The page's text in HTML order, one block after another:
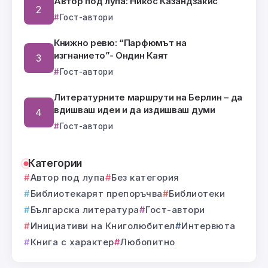
Гост-автори
Книжно ревю: “Парфюмът на
изгнанието”- Ондин Каят
Гост-автори
Литературните маршрути на Берлин – да
вдишваш идеи и да издишваш думи
Гост-автори
Категории
Автор под лупа
Без категория
Библиотекарят препоръчва
Библиотеки
Българска литература
Гост-автори
Инициативи на Книголюбител
Интервюта
Книга с характер Любопитно